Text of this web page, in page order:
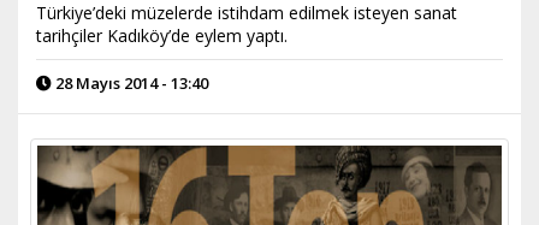
Türkiye’deki müzelerde istihdam edilmek isteyen sanat
tarihçiler Kadıköy’de eylem yaptı.
28 Mayıs 2014 - 13:40